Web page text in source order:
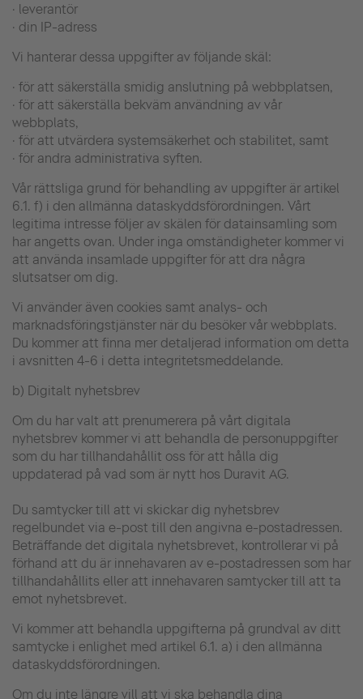
· leverantör
· din IP-adress
Vi hanterar dessa uppgifter av följande skäl:
· för att säkerställa smidig anslutning på webbplatsen,
· för att säkerställa bekväm användning av vår
webbplats,
· för att utvärdera systemsäkerhet och stabilitet, samt
· för andra administrativa syften.
Vår rättsliga grund för behandling av uppgifter är artikel
6.1. f) i den allmänna dataskyddsförordningen. Vårt
legitima intresse följer av skälen för datainsamling som
har angetts ovan. Under inga omständigheter kommer vi
att använda insamlade uppgifter för att dra några
slutsatser om dig.
Vi använder även cookies samt analys- och
marknadsföringstjänster när du besöker vår webbplats.
Du kommer att finna mer detaljerad information om detta
i avsnitten 4-6 i detta integritetsmeddelande.
b) Digitalt nyhetsbrev
Om du har valt att prenumerera på vårt digitala
nyhetsbrev kommer vi att behandla de personuppgifter
som du har tillhandahållit oss för att hålla dig
uppdaterad på vad som är nytt hos Duravit AG.
Du samtycker till att vi skickar dig nyhetsbrev
regelbundet via e-post till den angivna e-postadressen.
Beträffande det digitala nyhetsbrevet, kontrollerar vi på
förhand att du är innehavaren av e-postadressen som har
tillhandahållits eller att innehavaren samtycker till att ta
emot nyhetsbrevet.
Vi kommer att behandla uppgifterna på grundval av ditt
samtycke i enlighet med artikel 6.1. a) i den allmänna
dataskyddsförordningen.
Om du inte längre vill att vi ska behandla dina